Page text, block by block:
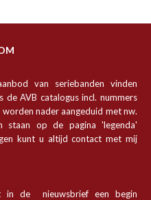
van seriebanden vinden
de AVB catalogus incl. nummers
nader aangeduid met nw.
staan op de pagina 'legenda'
kunt u altijd contact met mij
in de nieuwsbrief een begin